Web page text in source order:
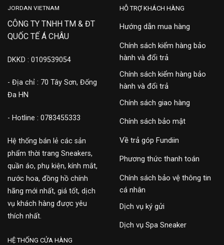
JORDAN VIETNAM
CÔNG TY TNHH TM & ĐT
QUỐC TẾ Á CHÂU
DKKD : 0109539054
- Địa chỉ : 70 Tây Sơn, Đống
Đa HN
- Hotline : 0783455333
Hệ thống bán lẻ các sản
phẩm thời trang Sneakers,
quần áo, phụ kiện, kính mắt,
nước hoa, đồng hồ chính
hãng mới nhất, giá tốt, dịch
vụ khách hàng được yêu
thích nhất.
HỖ TRỢ KHÁCH HÀNG
Hướng dẫn mua hàng
Chính sách kiểm hàng bảo
hành và đổi trả
Chính sách kiểm hàng bảo
hành và đổi trả
Chính sách giao hàng
Chính sách bảo mật
Về trả góp Fundiin
Phương thức thanh toán
Chính sách bảo vệ thông tin
cá nhân
Dịch vụ ký gửi
Dịch vụ Spa Sneaker
HỆ THỐNG CỬA HÀNG